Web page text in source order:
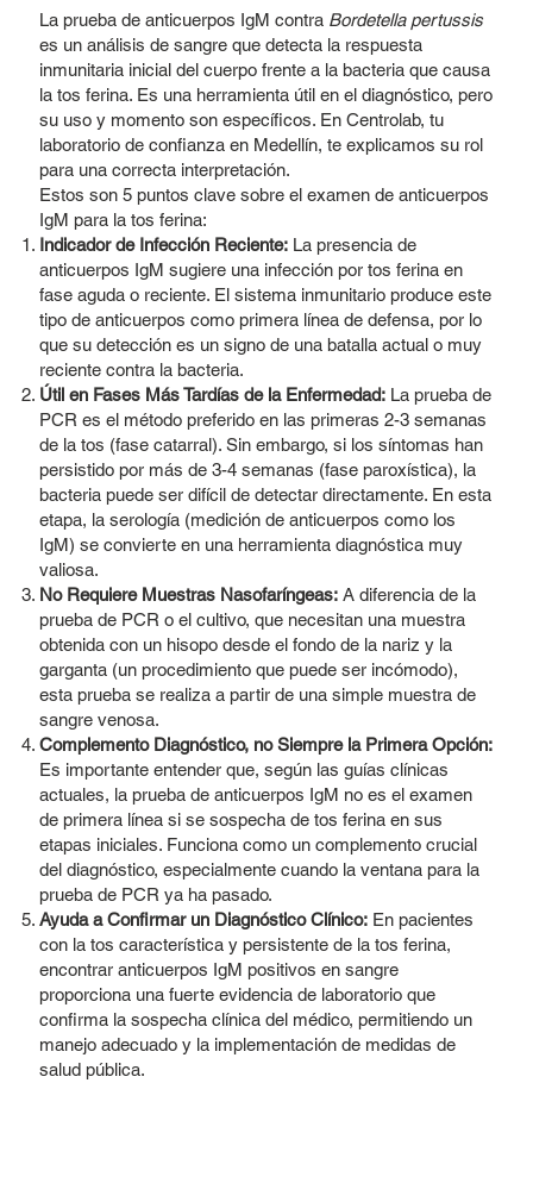
La prueba de anticuerpos IgM contra Bordetella pertussis
es un análisis de sangre que detecta la respuesta
inmunitaria inicial del cuerpo frente a la bacteria que causa
la tos ferina. Es una herramienta útil en el diagnóstico, pero
su uso y momento son específicos. En Centrolab, tu
laboratorio de confianza en Medellín, te explicamos su rol
para una correcta interpretación.
Estos son 5 puntos clave sobre el examen de anticuerpos
IgM para la tos ferina:
Indicador de Infección Reciente:La presencia de
anticuerpos IgM sugiere una infección por tos ferina en
fase aguda o reciente. El sistema inmunitario produce este
tipo de anticuerpos como primera línea de defensa, por lo
que su detección es un signo de una batalla actual o muy
reciente contra la bacteria.
Útil en Fases Más Tardías de la Enfermedad:La prueba de
PCR es el método preferido en las primeras 2-3 semanas
de la tos (fase catarral). Sin embargo, si los síntomas han
persistido por más de 3-4 semanas (fase paroxística), la
bacteria puede ser difícil de detectar directamente. En esta
etapa, la serología (medición de anticuerpos como los
IgM) se convierte en una herramienta diagnóstica muy
valiosa.
No Requiere Muestras Nasofaríngeas:A diferencia de la
prueba de PCR o el cultivo, que necesitan una muestra
obtenida con un hisopo desde el fondo de la nariz y la
garganta (un procedimiento que puede ser incómodo),
esta prueba se realiza a partir de una simple muestra de
sangre venosa.
Complemento Diagnóstico, no Siempre la Primera Opción:
Es importante entender que, según las guías clínicas
actuales, la prueba de anticuerpos IgM no es el examen
de primera línea si se sospecha de tos ferina en sus
etapas iniciales. Funciona como un complemento crucial
del diagnóstico, especialmente cuando la ventana para la
prueba de PCR ya ha pasado.
Ayuda a Confirmar un Diagnóstico Clínico:En pacientes
con la tos característica y persistente de la tos ferina,
encontrar anticuerpos IgM positivos en sangre
proporciona una fuerte evidencia de laboratorio que
confirma la sospecha clínica del médico, permitiendo un
manejo adecuado y la implementación de medidas de
salud pública.